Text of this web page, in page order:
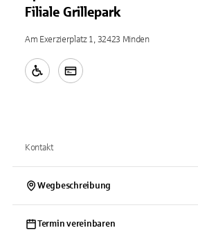
Filiale Grillepark
Am Exerzierplatz 1, 32423 Minden
Kontakt
Wegbeschreibung
Termin vereinbaren